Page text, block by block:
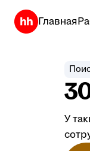
Главная
У